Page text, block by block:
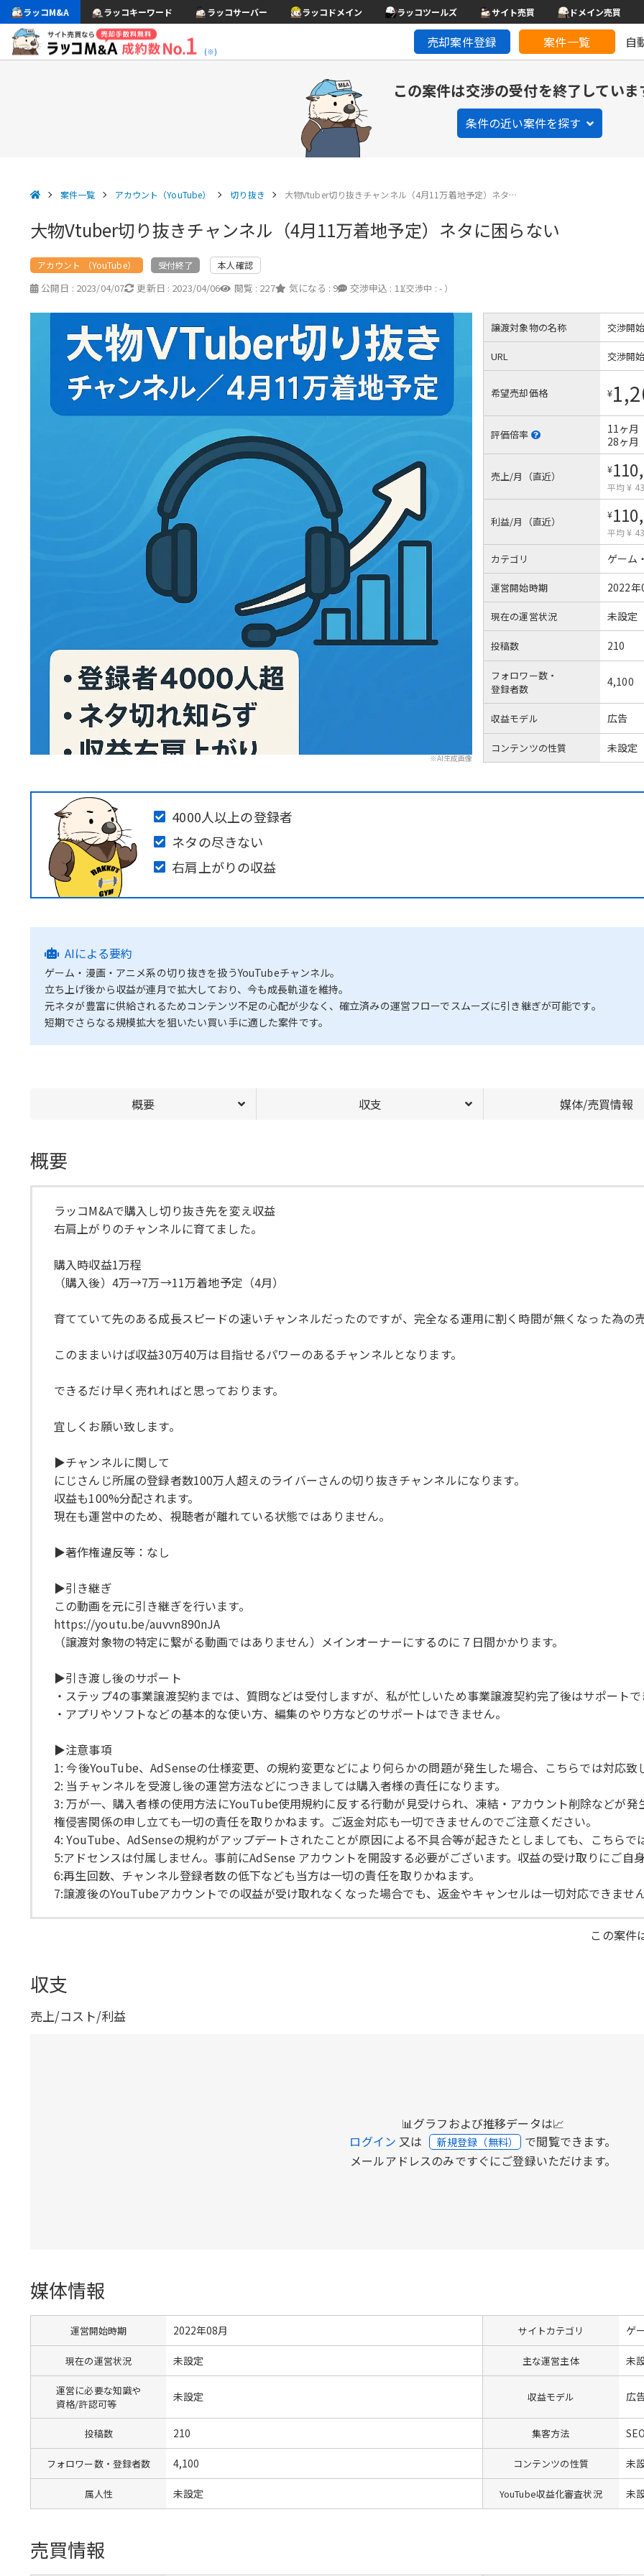
ラッコM&A ラッコキーワード ラッコサーバー ラッコドメイン ラッコツールズ サイト売買 ドメイン売買
(※)
売却案件登録 案件一覧 自
この案件は交渉の受付を終了していま
条件の近い案件を探す
案件一覧 アカウント（YouTube） 切り抜き 大物Vtuber切り抜きチャンネル（4月11万着地予定）ネタ…
大物Vtuber切り抜きチャンネル（4月11万着地予定）ネタに困らない
アカウント （YouTube） 受付終了 本人確認
公開日 : 2023/04/07 更新日 : 2023/04/06 閲覧 : 227 気になる : 9 交渉申込 : 11
（交渉中 : - ）
※AI生成画像
譲渡対象物の名称 交渉開
URL 交渉開
希望売却価格 ¥
評価倍率 11ヶ月
28ヶ月
売上/月（直近）
¥
平均 ¥
利益/月（直近）
¥
平均 ¥
カテゴリ ゲーム
運営開始時期 2022年
現在の運営状況 未設定
投稿数 210
フォロワー数・
登録者数
4,100
収益モデル 広告
コンテンツの性質 未設定
4000人以上の登録者
ネタの尽きない
右肩上がりの収益
AIによる要約
ゲーム・漫画・アニメ系の切り抜きを扱うYouTubeチャンネル。
立ち上げ後から収益が連月で拡大しており、今も成長軌道を維持。
元ネタが豊富に供給されるためコンテンツ不足の心配が少なく、確立済みの運営フローでスムーズに引き継ぎが可能です。
短期でさらなる規模拡大を狙いたい買い手に適した案件です。
概要 収支 媒体/売買情報
概要
ラッコM&Aで購入し切り抜き先を変え収益
右肩上がりのチャンネルに育てました。
購入時収益1万程
（購入後）4万→7万→11万着地予定（4月）
育てていて先のある成長スピードの速いチャンネルだったのですが、完全なる運用に割く時間が無くなった為の売
このままいけば収益30万40万は目指せるパワーのあるチャンネルとなります。
できるだけ早く売れればと思っております。
宜しくお願い致します。
▶チャンネルに関して
にじさんじ所属の登録者数100万人超えのライバーさんの切り抜きチャンネルになります。
収益も100%分配されます。
現在も運営中のため、視聴者が離れている状態ではありません。
▶著作権違反等：なし
▶引き継ぎ
この動画を元に引き継ぎを行います。
https://youtu.be/auvvn890nJA
（譲渡対象物の特定に繋がる動画ではありません）メインオーナーにするのに７日間かかります。
▶引き渡し後のサポート
・ステップ4の事業譲渡契約までは、質問などは受付しますが、私が忙しいため事業譲渡契約完了後はサポートで
・アプリやソフトなどの基本的な使い方、編集のやり方などのサポートはできません。
▶注意事項
1: 今後YouTube、AdSenseの仕様変更、の規約変更などにより何らかの問題が発生した場合、こちらでは対応致
2: 当チャンネルを受渡し後の運営方法などにつきましては購入者様の責任になります。
3: 万が一、購入者様の使用方法にYouTube使用規約に反する行動が見受けられ、凍結・アカウント削除などが
権侵害関係の申し立ても一切の責任を取りかねます。ご返金対応も一切できませんのでご注意ください。
4: YouTube、AdSenseの規約がアップデートされたことが原因による不具合等が起きたとしましても、こちらで
5:アドセンスは付属しません。事前にAdSense アカウントを開設する必要がございます。収益の受け取りにご自
6:再生回数、チャンネル登録者数の低下なども当方は一切の責任を取りかねます。
7:譲渡後のYouTubeアカウントでの収益が受け取れなくなった場合でも、返金やキャンセルは一切対応できませ
この案件
収支
売上/コスト/利益
📊グラフおよび推移データは📈
ログイン 又は 新規登録（無料） で閲覧できます。
メールアドレスのみですぐにご登録いただけます。
媒体情報
運営開始時期 2022年08月 サイトカテゴリ ゲ
現在の運営状況 未設定 主な運営主体 未
運営に必要な知識や
資格/許認可等
未設定 収益モデル 広
投稿数 210 集客方法
フォロワー数・登録者数 4,100 コンテンツの性質 未
属人性 未設定 YouTube収益化審査状況 未
売買情報